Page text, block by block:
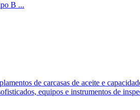
de carcasas de aceite e
equipos e instrumentos de